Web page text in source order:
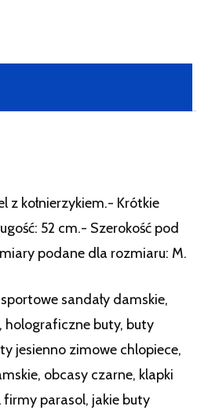
z kołnierzykiem.- Krótkie
52 cm.- Szerokość pod
podane dla rozmiaru: M.
sandały damskie,
holograficzne buty, buty
jesienno zimowe chlopiece,
obcasy czarne, klapki
firmy parasol, jakie buty